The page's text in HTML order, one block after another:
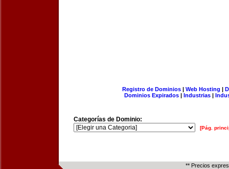
Registro de Dominios| Web Hosting |
Dominios Expirados | Industrias |
Categorías de Dominio:
[Pág.
** Precios